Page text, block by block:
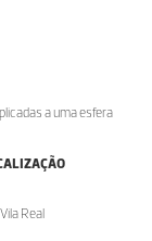
a uma esfera
Vila Real